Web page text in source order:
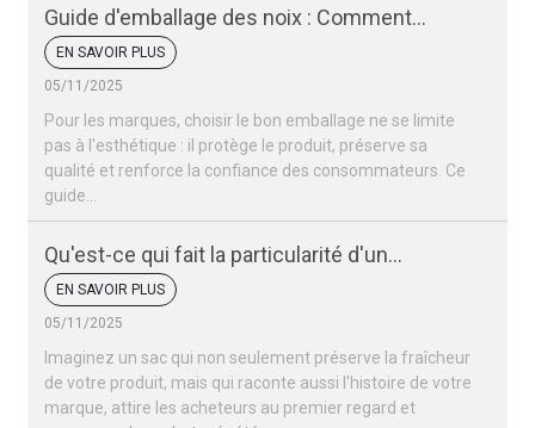
Guide d'emballage des noix : Comment
conserver la fraîcheur et l'attrait de vos noix
EN SAVOIR PLUS
05/11/2025
Pour les marques, choisir le bon emballage ne se limite
pas à l'esthétique : il protège le produit, préserve sa
qualité et renforce la confiance des consommateurs. Ce
guide…
Qu'est-ce qui fait la particularité d'un
emballage de noix ?
EN SAVOIR PLUS
05/11/2025
Imaginez un sac qui non seulement préserve la fraîcheur
de votre produit, mais qui raconte aussi l'histoire de votre
marque, attire les acheteurs au premier regard et